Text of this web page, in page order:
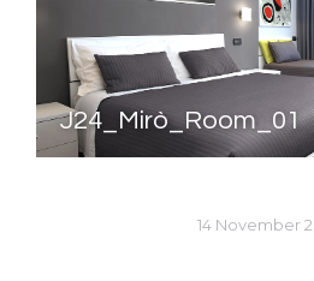
J24_Mirò_Room_01
14 November